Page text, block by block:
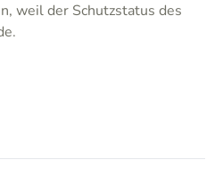
weil der Schutzstatus des